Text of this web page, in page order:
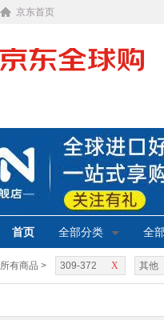
京东首页
首页 全部分类 全
所有商品 > X
309-372 其他